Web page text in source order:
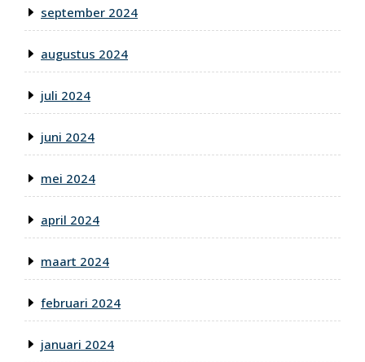
september 2024
augustus 2024
juli 2024
juni 2024
mei 2024
april 2024
maart 2024
februari 2024
januari 2024